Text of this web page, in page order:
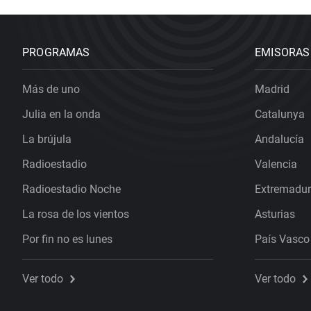
PROGRAMAS
Más de uno
Julia en la onda
La brújula
Radioestadio
Radioestadio Noche
La rosa de los vientos
Por fin no es lunes
Ver todo
EMISORAS
Madrid
Catalunya
Andalucía
Valencia
Asturias
País Vasco
Ver todo